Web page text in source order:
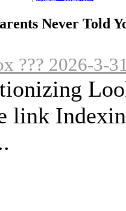
Never Told
??? 2026-3-
link